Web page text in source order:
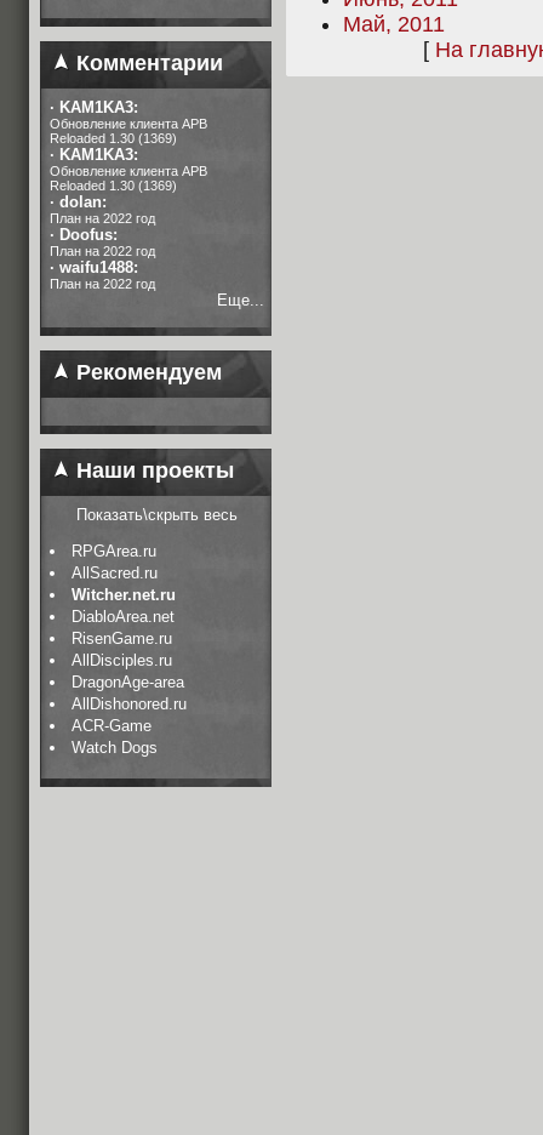
Комментарии
· KAM1KA3:
Обновление клиента APB
Reloaded 1.30 (1369)
· KAM1KA3:
Обновление клиента APB
Reloaded 1.30 (1369)
· dolan:
План на 2022 год
· Doofus:
План на 2022 год
· waifu1488:
План на 2022 год
Еще...
Рекомендуем
Наши проекты
Показать\скрыть весь
RPGArea.ru
AllSacred.ru
Witcher.net.ru
DiabloArea.net
RisenGame.ru
AllDisciples.ru
DragonAge-area
AllDishonored.ru
ACR-Game
Watch Dogs
Май, 2011
[ На